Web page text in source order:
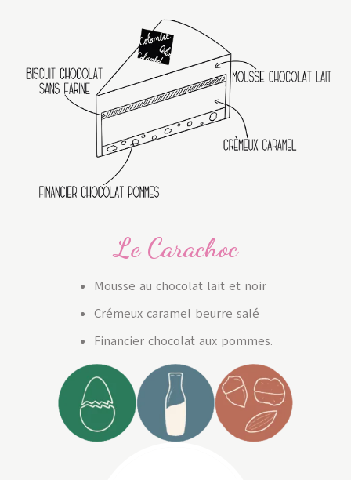
Le Carachoc
Mousse au chocolat lait et noir
Crémeux caramel beurre salé
Financier chocolat aux pommes.